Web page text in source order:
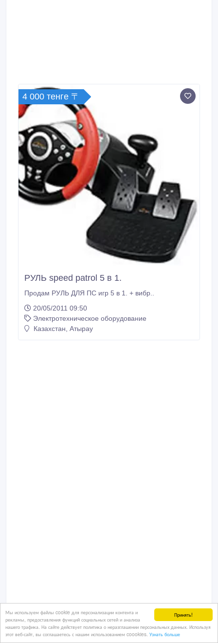
Принять!
Мы используем файлы cookie для персонализации контента и
рекламы, предоставления функций социальных сетей и анализа
нашего трафика. На сайте действует политика о неразглашении персональных данных. Используя
этот веб-сайт, вы соглашаетесь с нашим использованием coookies. Узнать больше
4 000 тенге 〒
РУЛЬ speed patrol 5 в 1.
Продам РУЛЬ ДЛЯ ПС игр 5 в 1. + вибр..
20/05/2011 09:50
Электротехническое оборудование
Казахстан, Атырау